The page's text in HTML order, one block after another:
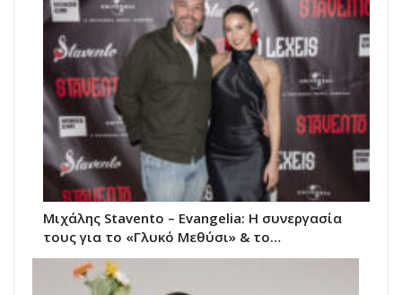
Μιχάλης Stavento – Evangelia: Η συνεργασία
τους για το «Γλυκό Μεθύσι» & το…